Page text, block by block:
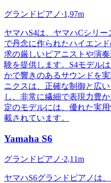
グランドピアノ ·1,97m
ヤマハS4は、ヤマハCシリ
で丹念に作られたハイエン
求の厳しいピアニストや演
験を提供します。S4モデル
かで響きのあるサウンドを
ニクスは、正確な制御と広
し、非常に繊細で表現力豊
定のモデルには、優れた実
載されています。
Yamaha S6
グランドピアノ ·2,11m
ヤマハS6グランドピアノは